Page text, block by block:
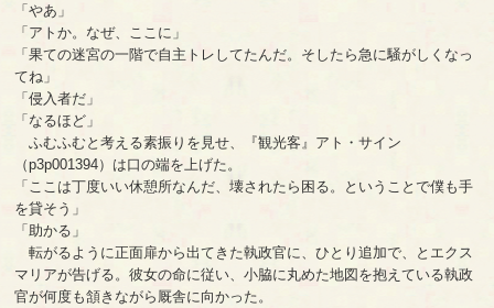
「やあ」
「アトか。なぜ、ここに」
「果ての迷宮の一階で自主トレしてたんだ。そしたら急に騒がしくなっ
てね」
「侵入者だ」
「なるほど」
ふむふむと考える素振りを見せ、『観光客』アト・サイン
（p3p001394）は口の端を上げた。
「ここは丁度いい休憩所なんだ、壊されたら困る。ということで僕も手
を貸そう」
「助かる」
転がるように正面扉から出てきた執政官に、ひとり追加で、とエクス
マリアが告げる。彼女の命に従い、小脇に丸めた地図を抱えている執政
官が何度も頷きながら厩舎に向かった。